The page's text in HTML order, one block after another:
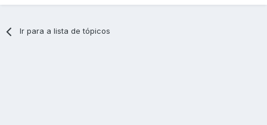
Ir para a lista de tópicos